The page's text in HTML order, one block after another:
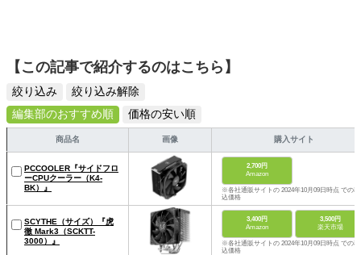
【この記事で紹介するのはこちら】
絞り込み
絞り込み解除
編集部のおすすめ順
価格の安い順
商品名 画像 購入サイト
PCCOOLER『サイドフロ
ーCPUクーラー（K4-
BK）』
2,700円
Amazon
※各社通販サイトの 2024年10月09日時点 での税
込価格
SCYTHE（サイズ）『虎
徹 Mark3（SCKTT-
3000）』
3,400円
Amazon
3,500円
楽天市場
※各社通販サイトの 2024年10月09日時点 での税
込価格